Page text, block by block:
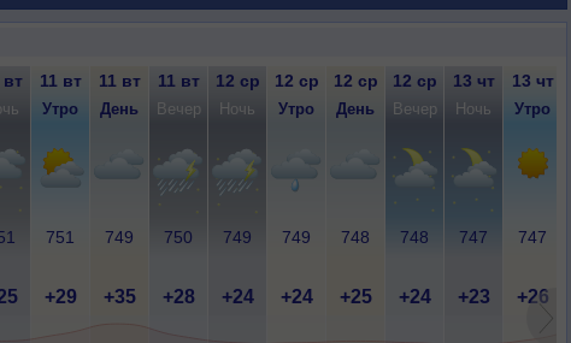
вт 11 вт 11 вт 11 вт 12 ср 12 ср 12 ср 12 ср 13 чт 13 чт
Утро День Вечер Ночь Утро День Вечер Ночь Утро
751 749 750 749 749 748 748 747 747
+29 +35 +28 +24 +24 +25 +24 +23 +26